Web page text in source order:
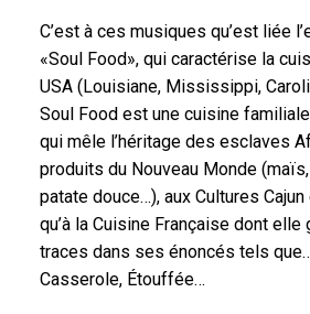
C’est à ces musiques qu’est liée
«Soul Food», qui caractérise la
USA (Louisiane, Mississippi,
Soul Food est une cuisine
qui mêle l’héritage des esclaves
produits du Nouveau Monde
patate douce…), aux Cultures
qu’à la Cuisine Française dont elle
traces dans ses énoncés tels
Casserole, Étouffée…